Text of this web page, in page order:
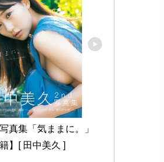
真集「気ままに。」
】[ 田中美久 ]